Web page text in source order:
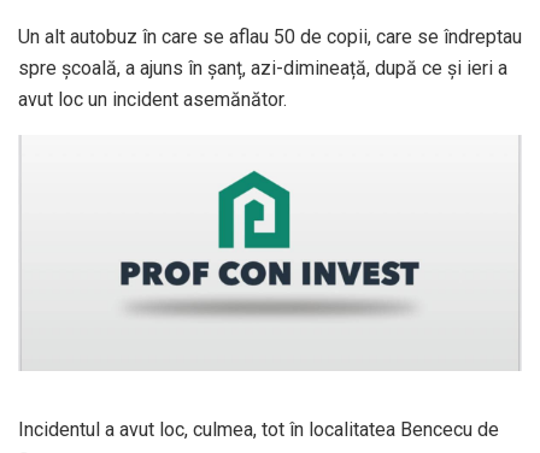
Un alt autobuz în care se aflau 50 de copii, care se îndreptau
spre școală, a ajuns în șanț, azi-dimineață, după ce și ieri a
avut loc un incident asemănător.
Incidentul a avut loc, culmea, tot în localitatea Bencecu de